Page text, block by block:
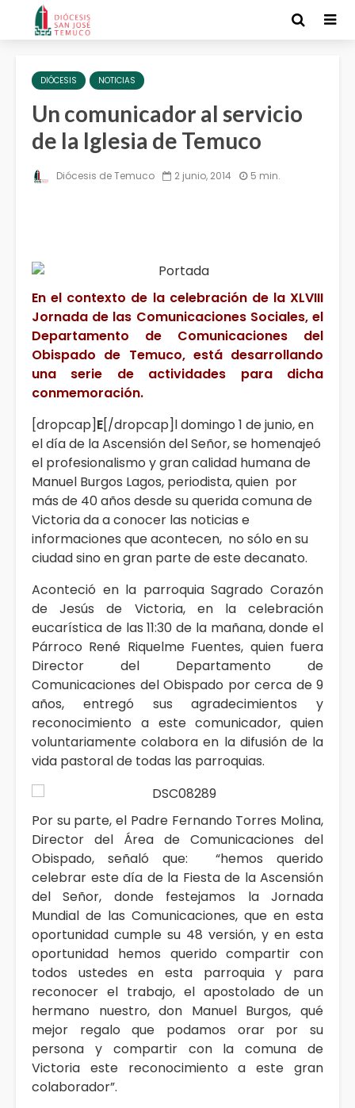
DIÓCESIS NOTICIAS
Un comunicador al servicio
de la Iglesia de Temuco
Diócesis de Temuco 2 junio, 2014 5 min.
En el contexto de la celebración de la XLVIII
Jornada de las Comunicaciones Sociales, el
Departamento de Comunicaciones del
Obispado de Temuco, está desarrollando
una serie de actividades para dicha
conmemoración.
[dropcap]E[/dropcap]l domingo 1 de junio, en
el día de la Ascensión del Señor, se homenajeó
el profesionalismo y gran calidad humana de
Manuel Burgos Lagos, periodista, quien por
más de 40 años desde su querida comuna de
Victoria da a conocer las noticias e
informaciones que acontecen, no sólo en su
ciudad sino en gran parte de este decanato.
Aconteció en la parroquia Sagrado Corazón
de Jesús de Victoria, en la celebración
eucarística de las 11:30 de la mañana, donde el
Párroco René Riquelme Fuentes, quien fuera
Director del Departamento de
Comunicaciones del Obispado por cerca de 9
años, entregó sus agradecimientos y
reconocimiento a este comunicador, quien
voluntariamente colabora en la difusión de la
vida pastoral de todas las parroquias.
Por su parte, el Padre Fernando Torres Molina,
Director del Área de Comunicaciones del
Obispado, señaló que: “hemos querido
celebrar este día de la Fiesta de la Ascensión
del Señor, donde festejamos la Jornada
Mundial de las Comunicaciones, que en esta
oportunidad cumple su 48 versión, y en esta
oportunidad hemos querido compartir con
todos ustedes en esta parroquia y para
reconocer el trabajo, el apostolado de un
hermano nuestro, don Manuel Burgos, qué
mejor regalo que podamos orar por su
persona y compartir con la comuna de
Victoria este reconocimiento a este gran
colaborador”.